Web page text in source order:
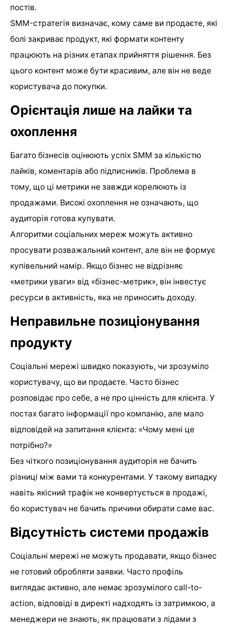
постів.
SMM-стратегія визначає, кому саме ви продаєте, які
болі закриває продукт, які формати контенту
працюють на різних етапах прийняття рішення. Без
цього контент може бути красивим, але він не веде
користувача до покупки.
Орієнтація лише на лайки та
охоплення
Багато бізнесів оцінюють успіх SMM за кількістю
лайків, коментарів або підписників. Проблема в
тому, що ці метрики не завжди корелюють із
продажами. Високі охоплення не означають, що
аудиторія готова купувати.
Алгоритми соціальних мереж можуть активно
просувати розважальний контент, але він не формує
купівельний намір. Якщо бізнес не відрізняє
«метрики уваги» від «бізнес-метрик», він інвестує
ресурси в активність, яка не приносить доходу.
Неправильне позиціонування
продукту
Соціальні мережі швидко показують, чи зрозуміло
користувачу, що ви продаєте. Часто бізнес
розповідає про себе, а не про цінність для клієнта. У
постах багато інформації про компанію, але мало
відповідей на запитання клієнта: «Чому мені це
потрібно?»
Без чіткого позиціонування аудиторія не бачить
різниці між вами та конкурентами. У такому випадку
навіть якісний трафік не конвертується в продажі,
бо користувач не бачить причини обирати саме вас.
Відсутність системи продажів
Соціальні мережі не можуть продавати, якщо бізнес
не готовий обробляти заявки. Часто профіль
виглядає активно, але немає зрозумілого call-to-
action, відповіді в директі надходять із затримкою, а
менеджери не знають, як працювати з лідами з